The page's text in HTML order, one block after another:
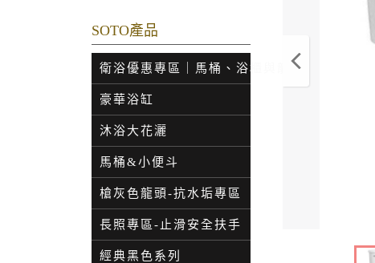
SOTO產品
衛浴優惠專區｜馬桶、浴櫃與龍頭特價
豪華浴缸
沐浴大花灑
馬桶&小便斗
槍灰色龍頭-抗水垢專區
長照專區-止滑安全扶手
經典黑色系列